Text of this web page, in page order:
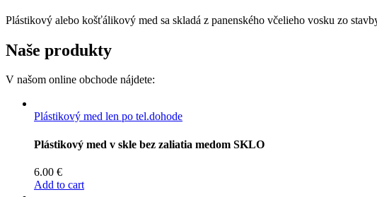
Plástikový alebo košťálikový med sa skladá z panenského včelieho vosku zo
Naše produkty
V našom online obchode nájdete:
Plástikový med len po tel.dohode
Plástikový med v skle bez zaliatia medom SKLO
6.00 €
Add to cart